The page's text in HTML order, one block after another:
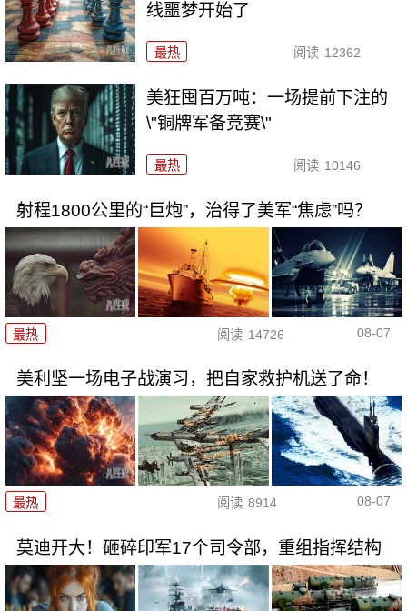
线噩梦开始了
最热 阅读 12362
美狂囤百万吨：一场提前下注的
\"铜牌军备竞赛\"
最热 阅读 10146
射程1800公里的“巨炮”，治得了美军“焦虑”吗？
最热 阅读 14726 08-07
美利坚一场电子战演习，把自家救护机送了命！
最热 阅读 8914 08-07
莫迪开大！砸碎印军17个司令部，重组指挥结构